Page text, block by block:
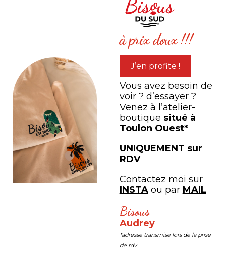
Christèle Bonnefon
Des paysages de notre
quotidien magnifiés par le
talent artistique d'Audrey. Les
couleurs et les volutes
contemporains invitent au
voyage. Chapeau l'artiste ! Le
Reçu ce
rapide et
à prix doux !!!
J’en profite !
Vous avez besoin de
voir ? d’essayer ?
Venez à l’atelier-
boutique situé à
Toulon Ouest*
UNIQUEMENT sur
RDV
Contactez moi sur
INSTAou par MAIL
Bisous
Audrey
*adresse transmise lors de la prise
de rdv